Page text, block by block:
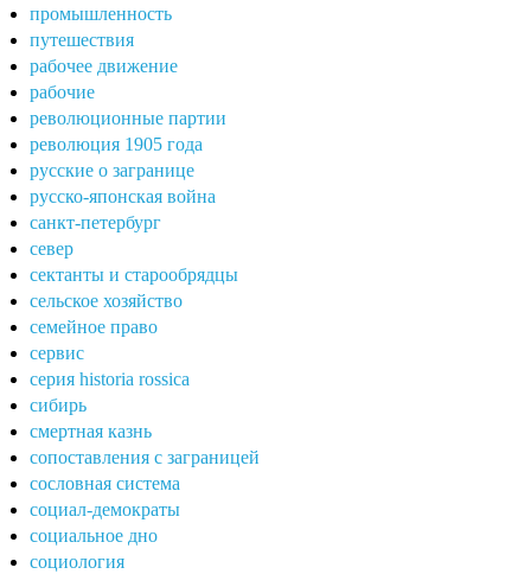
промышленность
путешествия
рабочее движение
рабочие
революционные партии
революция 1905 года
русские о загранице
русско-японская война
санкт-петербург
север
сектанты и старообрядцы
сельское хозяйство
семейное право
сервис
серия historia rossica
сибирь
смертная казнь
сопоставления с заграницей
сословная система
социал-демократы
социальное дно
социология